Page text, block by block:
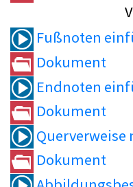
Fußnoten
Dokument
Endnoten
Dokument
Querverweise
Dokument